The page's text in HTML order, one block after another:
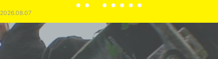
2026.08.07